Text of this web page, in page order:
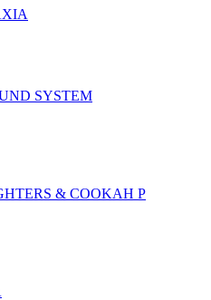
SYSTEM
& COOKAH P